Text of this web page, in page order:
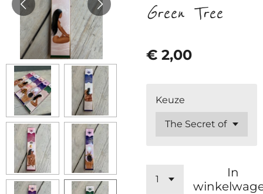
Green Tree
€ 2,00
Keuze
In